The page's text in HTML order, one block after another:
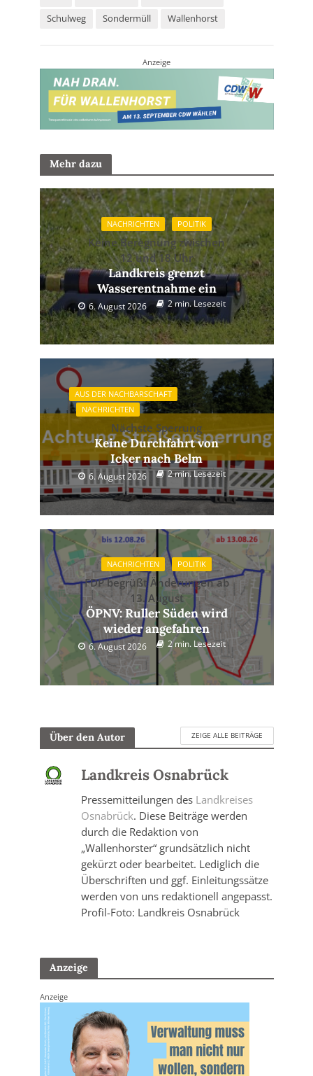
Schulweg
Sondermüll Wallenhorst
Anzeige
Mehr dazu
NACHRICHTEN POLITIK
Keine Beregnung zwischen
12 und 18 Uhr
Landkreis grenzt
Wasserentnahme ein
6. August 2026 2 min. Lesezeit
AUS DER NACHBARSCHAFT
NACHRICHTEN
Nächste Sperrung
Keine Durchfahrt von
Icker nach Belm
6. August 2026 2 min. Lesezeit
NACHRICHTEN POLITIK
FDP begrüßt Änderungen ab
13. August
ÖPNV: Ruller Süden wird
wieder angefahren
6. August 2026 2 min. Lesezeit
Über den Autor ZEIGE ALLE BEITRÄGE
Landkreis Osnabrück
Pressemitteilungen des Landkreises
Osnabrück. Diese Beiträge werden
durch die Redaktion von
„Wallenhorster“ grundsätzlich nicht
gekürzt oder bearbeitet. Lediglich die
Überschriften und ggf. Einleitungssätze
werden von uns redaktionell angepasst.
Profil-Foto: Landkreis Osnabrück
Anzeige
Anzeige